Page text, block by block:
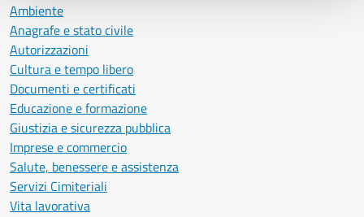
Ambiente
Anagrafe e stato civile
Autorizzazioni
Cultura e tempo libero
Documenti e certificati
Educazione e formazione
Giustizia e sicurezza pubblica
Imprese e commercio
Salute, benessere e assistenza
Servizi Cimiteriali
Vita lavorativa